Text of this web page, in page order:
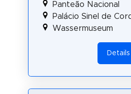
Panteão Nacional
Palácio Sinel de
Wassermuseum